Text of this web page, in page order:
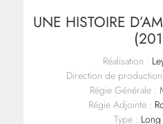
UNE HISTOIRE
Réalisation :
Direction de
Régie Générale :
Régie Adjointe :
Type :